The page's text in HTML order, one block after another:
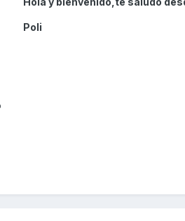
Poli